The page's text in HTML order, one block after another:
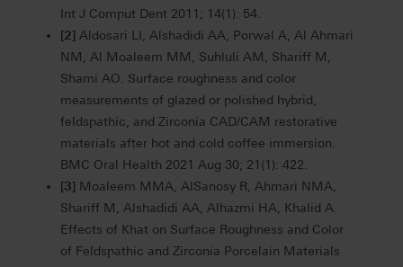
Int J Comput Dent 2011; 14(1): 54.
[2] Aldosari LI, Alshadidi AA, Porwal A, Al Ahmari
NM, Al Moaleem MM, Suhluli AM, Shariff M,
Shami AO. Surface roughness and color
measurements of glazed or polished hybrid,
feldspathic, and Zirconia CAD/CAM restorative
materials after hot and cold coffee immersion.
BMC Oral Health 2021 Aug 30; 21(1): 422.
[3] Moaleem MMA, AlSanosy R, Ahmari NMA,
Shariff M, Alshadidi AA, Alhazmi HA, Khalid A.
Effects of Khat on Surface Roughness and Color
of Feldspathic and Zirconia Porcelain Materials